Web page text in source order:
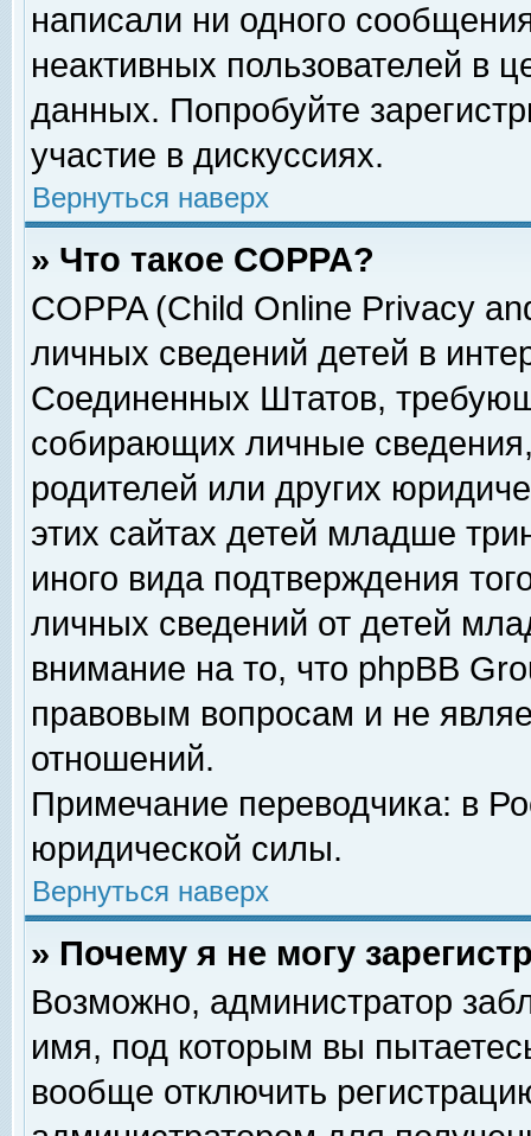
написали ни одного
неактивных пользователей в
данных. Попробуйте
участие в дискуссиях.
Вернуться наверх
» Что такое COPPA?
COPPA (Child Online Privacy
личных сведений детей в
Соединенных Штатов,
собирающих личные
родителей или других
этих сайтах детей младше
иного вида подтверждения
личных сведений от детей
внимание на то, что phpBB
правовым вопросам и не
отношений.
Примечание переводчика: в
юридической силы.
Вернуться наверх
» Почему я не могу
Возможно, администратор
имя, под которым вы
вообще отключить